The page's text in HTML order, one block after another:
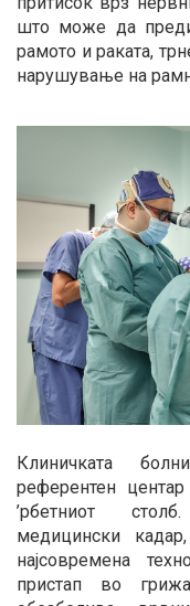
што може да
рамото и раката,
нарушување на
Клиничката
референтен
’рбетниот
медицински
најсовремена
пристап во